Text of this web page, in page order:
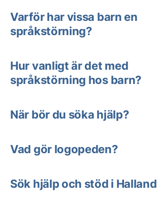
Varför har vissa barn en
språkstörning?
Hur vanligt är det med
språkstörning hos barn?
När bör du söka hjälp?
Vad gör logopeden?
Sök hjälp och stöd i Halland